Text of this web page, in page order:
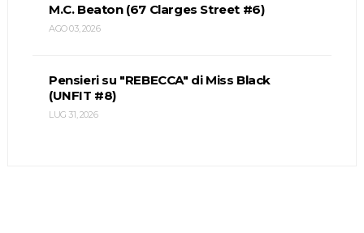
M.C. Beaton (67 Clarges Street #6)
AGO 03, 2026
Pensieri su "REBECCA" di Miss Black
(UNFIT #8)
LUG 31, 2026